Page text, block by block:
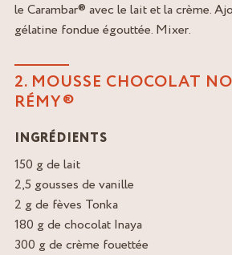
le Carambar® avec le lait et la crème.
gélatine fondue égouttée. Mixer.
2. MOUSSE CHOCOLAT
RÉMY®
INGRÉDIENTS
150 g de lait
2,5 gousses de vanille
2 g de fèves Tonka
180 g de chocolat Inaya
300 g de crème fouettée